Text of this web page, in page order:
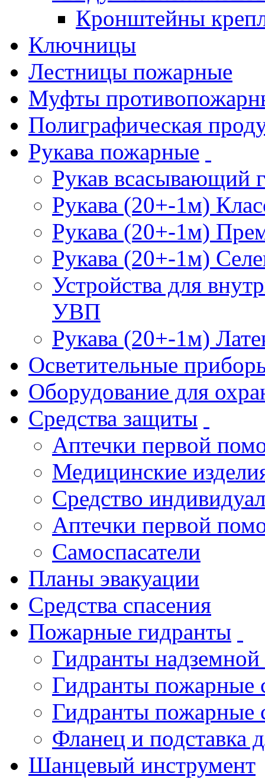
Кронштейны
Ключницы
Лестницы пожарные
Муфты
Полиграфическая
Рукава пожарные
Рукав всасывающий
Рукава (20+-1м)
Рукава (20+-1м)
Рукава (20+-1м)
Устройства для
УВП
Рукава (20+-1м)
Осветительные
Оборудование для
Средства защиты
Аптечки первой
Медицинские
Средство
Аптечки первой
Самоспасатели
Планы эвакуации
Средства спасения
Пожарные гидранты
Гидранты
Гидранты пожарные
Гидранты пожарные
Фланец и подставка
Шанцевый инструмент